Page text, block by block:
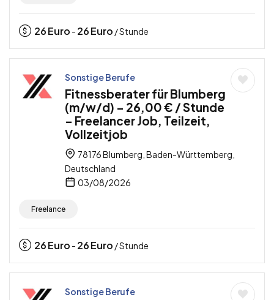
26Euro - 26Euro / Stunde
Sonstige Berufe
Fitnessberater für Blumberg
(m/w/d) – 26,00 € / Stunde
– Freelancer Job, Teilzeit,
Vollzeitjob
78176 Blumberg, Baden-Württemberg,
Deutschland
03/08/2026
Freelance
26Euro - 26Euro / Stunde
Sonstige Berufe